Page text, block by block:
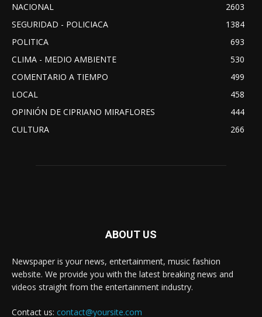
NACIONAL
2603
SEGURIDAD - POLICIACA
1384
POLITICA
693
CLIMA - MEDIO AMBIENTE
530
COMENTARIO A TIEMPO
499
LOCAL
458
OPINIÓN DE CIPRIANO MIRAFLORES
444
CULTURA
266
ABOUT US
Newspaper is your news, entertainment, music fashion
website. We provide you with the latest breaking news and
videos straight from the entertainment industry.
Contact us: contact@yoursite.com